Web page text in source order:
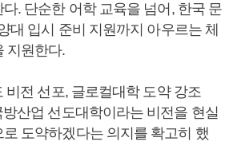
. 단순한 어학 교육을 넘어, 한국 문
대 입시 준비 지원까지 아우르는 체
지원한다.
전 선포, 글로컬대학 도약 강조
산업 선도대학이라는 비전을 현실
도약하겠다는 의지를 확고히 했